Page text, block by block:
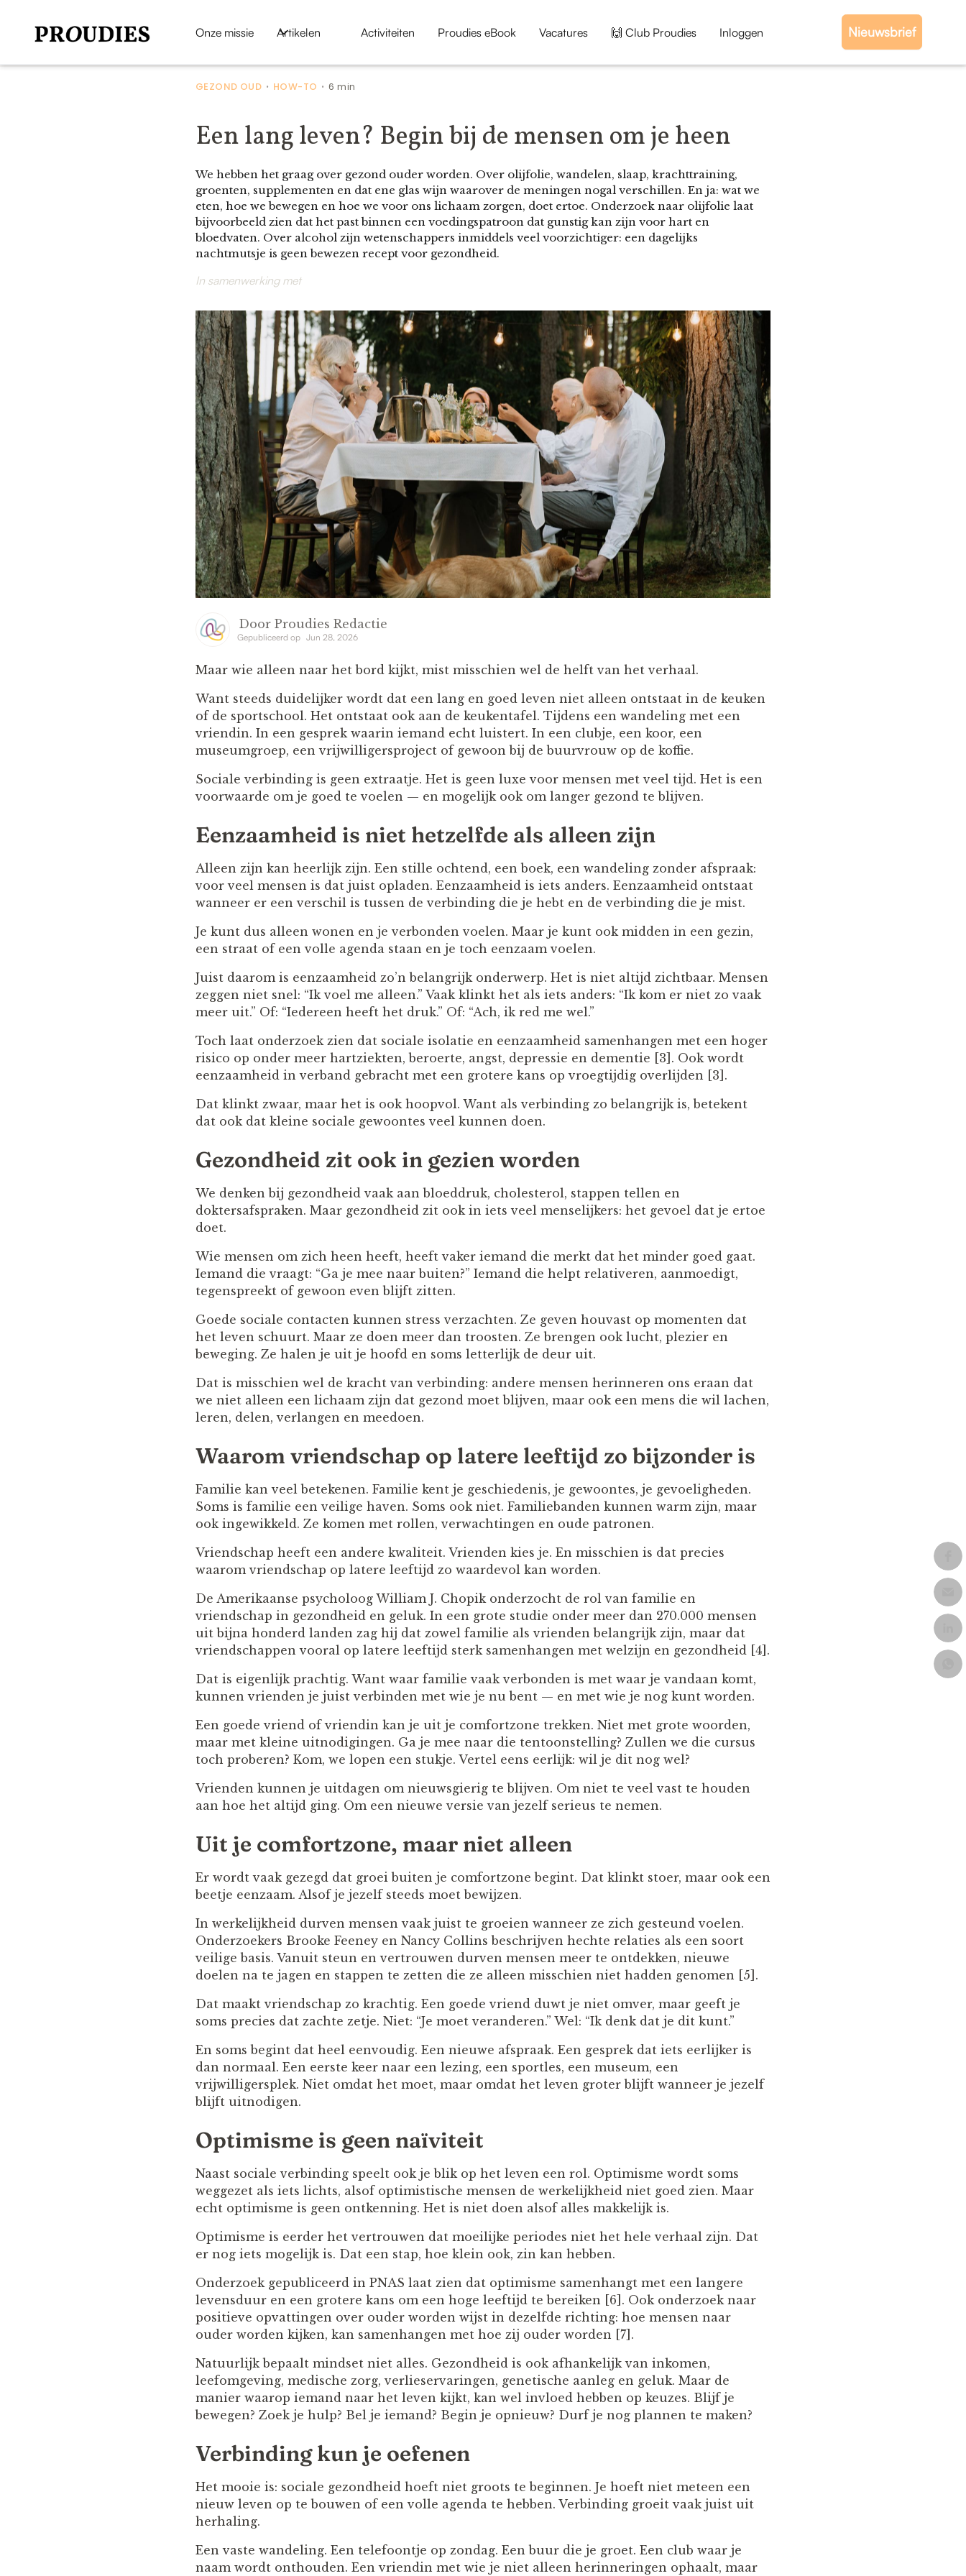
Onze missie Artikelen Activiteiten Proudies eBook Vacatures 🙌 Club Proudies Inloggen Nieuwsbrief
GEZOND OUD • HOW-TO •6 min
Een lang leven? Begin bij de mensen om je heen
We hebben het graag over gezond ouder worden. Over olijfolie, wandelen, slaap, krachttraining,
groenten, supplementen en dat ene glas wijn waarover de meningen nogal verschillen. En ja: wat we
eten, hoe we bewegen en hoe we voor ons lichaam zorgen, doet ertoe. Onderzoek naar olijfolie laat
bijvoorbeeld zien dat het past binnen een voedingspatroon dat gunstig kan zijn voor hart en
bloedvaten. Over alcohol zijn wetenschappers inmiddels veel voorzichtiger: een dagelijks
nachtmutsje is geen bewezen recept voor gezondheid.
In samenwerking met
Door Proudies Redactie
Gepubliceerd op Jun 28, 2026
Maar wie alleen naar het bord kijkt, mist misschien wel de helft van het verhaal.
Want steeds duidelijker wordt dat een lang en goed leven niet alleen ontstaat in de keuken
of de sportschool. Het ontstaat ook aan de keukentafel. Tijdens een wandeling met een
vriendin. In een gesprek waarin iemand echt luistert. In een clubje, een koor, een
museumgroep, een vrijwilligersproject of gewoon bij de buurvrouw op de koffie.
Sociale verbinding is geen extraatje. Het is geen luxe voor mensen met veel tijd. Het is een
voorwaarde om je goed te voelen — en mogelijk ook om langer gezond te blijven.
Eenzaamheid is niet hetzelfde als alleen zijn
Alleen zijn kan heerlijk zijn. Een stille ochtend, een boek, een wandeling zonder afspraak:
voor veel mensen is dat juist opladen. Eenzaamheid is iets anders. Eenzaamheid ontstaat
wanneer er een verschil is tussen de verbinding die je hebt en de verbinding die je mist.
Je kunt dus alleen wonen en je verbonden voelen. Maar je kunt ook midden in een gezin,
een straat of een volle agenda staan en je toch eenzaam voelen.
Juist daarom is eenzaamheid zo’n belangrijk onderwerp. Het is niet altijd zichtbaar. Mensen
zeggen niet snel: “Ik voel me alleen.” Vaak klinkt het als iets anders: “Ik kom er niet zo vaak
meer uit.” Of: “Iedereen heeft het druk.” Of: “Ach, ik red me wel.”
Toch laat onderzoek zien dat sociale isolatie en eenzaamheid samenhangen met een hoger
risico op onder meer hartziekten, beroerte, angst, depressie en dementie [3]. Ook wordt
eenzaamheid in verband gebracht met een grotere kans op vroegtijdig overlijden [3].
Dat klinkt zwaar, maar het is ook hoopvol. Want als verbinding zo belangrijk is, betekent
dat ook dat kleine sociale gewoontes veel kunnen doen.
Gezondheid zit ook in gezien worden
We denken bij gezondheid vaak aan bloeddruk, cholesterol, stappen tellen en
doktersafspraken. Maar gezondheid zit ook in iets veel menselijkers: het gevoel dat je ertoe
doet.
Wie mensen om zich heen heeft, heeft vaker iemand die merkt dat het minder goed gaat.
Iemand die vraagt: “Ga je mee naar buiten?” Iemand die helpt relativeren, aanmoedigt,
tegenspreekt of gewoon even blijft zitten.
Goede sociale contacten kunnen stress verzachten. Ze geven houvast op momenten dat
het leven schuurt. Maar ze doen meer dan troosten. Ze brengen ook lucht, plezier en
beweging. Ze halen je uit je hoofd en soms letterlijk de deur uit.
Dat is misschien wel de kracht van verbinding: andere mensen herinneren ons eraan dat
we niet alleen een lichaam zijn dat gezond moet blijven, maar ook een mens die wil lachen,
leren, delen, verlangen en meedoen.
Waarom vriendschap op latere leeftijd zo bijzonder is
Familie kan veel betekenen. Familie kent je geschiedenis, je gewoontes, je gevoeligheden.
Soms is familie een veilige haven. Soms ook niet. Familiebanden kunnen warm zijn, maar
ook ingewikkeld. Ze komen met rollen, verwachtingen en oude patronen.
Vriendschap heeft een andere kwaliteit. Vrienden kies je. En misschien is dat precies
waarom vriendschap op latere leeftijd zo waardevol kan worden.
De Amerikaanse psycholoog William J. Chopik onderzocht de rol van familie en
vriendschap in gezondheid en geluk. In een grote studie onder meer dan 270.000 mensen
uit bijna honderd landen zag hij dat zowel familie als vrienden belangrijk zijn, maar dat
vriendschappen vooral op latere leeftijd sterk samenhangen met welzijn en gezondheid [4].
Dat is eigenlijk prachtig. Want waar familie vaak verbonden is met waar je vandaan komt,
kunnen vrienden je juist verbinden met wie je nu bent — en met wie je nog kunt worden.
Een goede vriend of vriendin kan je uit je comfortzone trekken. Niet met grote woorden,
maar met kleine uitnodigingen. Ga je mee naar die tentoonstelling? Zullen we die cursus
toch proberen? Kom, we lopen een stukje. Vertel eens eerlijk: wil je dit nog wel?
Vrienden kunnen je uitdagen om nieuwsgierig te blijven. Om niet te veel vast te houden
aan hoe het altijd ging. Om een nieuwe versie van jezelf serieus te nemen.
Uit je comfortzone, maar niet alleen
Er wordt vaak gezegd dat groei buiten je comfortzone begint. Dat klinkt stoer, maar ook een
beetje eenzaam. Alsof je jezelf steeds moet bewijzen.
In werkelijkheid durven mensen vaak juist te groeien wanneer ze zich gesteund voelen.
Onderzoekers Brooke Feeney en Nancy Collins beschrijven hechte relaties als een soort
veilige basis. Vanuit steun en vertrouwen durven mensen meer te ontdekken, nieuwe
doelen na te jagen en stappen te zetten die ze alleen misschien niet hadden genomen [5].
Dat maakt vriendschap zo krachtig. Een goede vriend duwt je niet omver, maar geeft je
soms precies dat zachte zetje. Niet: “Je moet veranderen.” Wel: “Ik denk dat je dit kunt.”
En soms begint dat heel eenvoudig. Een nieuwe afspraak. Een gesprek dat iets eerlijker is
dan normaal. Een eerste keer naar een lezing, een sportles, een museum, een
vrijwilligersplek. Niet omdat het moet, maar omdat het leven groter blijft wanneer je jezelf
blijft uitnodigen.
Optimisme is geen naïviteit
Naast sociale verbinding speelt ook je blik op het leven een rol. Optimisme wordt soms
weggezet als iets lichts, alsof optimistische mensen de werkelijkheid niet goed zien. Maar
echt optimisme is geen ontkenning. Het is niet doen alsof alles makkelijk is.
Optimisme is eerder het vertrouwen dat moeilijke periodes niet het hele verhaal zijn. Dat
er nog iets mogelijk is. Dat een stap, hoe klein ook, zin kan hebben.
Onderzoek gepubliceerd in PNAS laat zien dat optimisme samenhangt met een langere
levensduur en een grotere kans om een hoge leeftijd te bereiken [6]. Ook onderzoek naar
positieve opvattingen over ouder worden wijst in dezelfde richting: hoe mensen naar
ouder worden kijken, kan samenhangen met hoe zij ouder worden [7].
Natuurlijk bepaalt mindset niet alles. Gezondheid is ook afhankelijk van inkomen,
leefomgeving, medische zorg, verlieservaringen, genetische aanleg en geluk. Maar de
manier waarop iemand naar het leven kijkt, kan wel invloed hebben op keuzes. Blijf je
bewegen? Zoek je hulp? Bel je iemand? Begin je opnieuw? Durf je nog plannen te maken?
Verbinding kun je oefenen
Het mooie is: sociale gezondheid hoeft niet groots te beginnen. Je hoeft niet meteen een
nieuw leven op te bouwen of een volle agenda te hebben. Verbinding groeit vaak juist uit
herhaling.
Een vaste wandeling. Een telefoontje op zondag. Een buur die je groet. Een club waar je
naam wordt onthouden. Een vriendin met wie je niet alleen herinneringen ophaalt, maar